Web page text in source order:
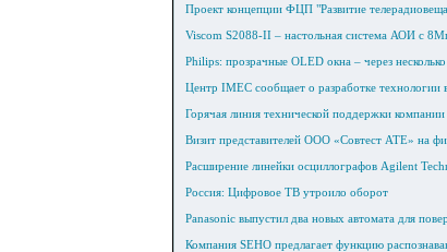
Проект концепции ФЦП "Развитие
Viscom S2088-II – настольная система АОИ с
Philips: прозрачные OLED окна – через несколько
Центр IMEC сообщает о разработке технологии
Горячая линия технической поддержки
Визит представителей ООО «Совтест АТЕ» на
Расширение линейки осциллографов Agilent
Россия: Цифровое ТВ утроило оборот
Panasonic выпустил два новых автомата для
Компания SEHO предлагает функцию